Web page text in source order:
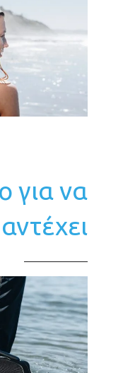
για να
αντέχει